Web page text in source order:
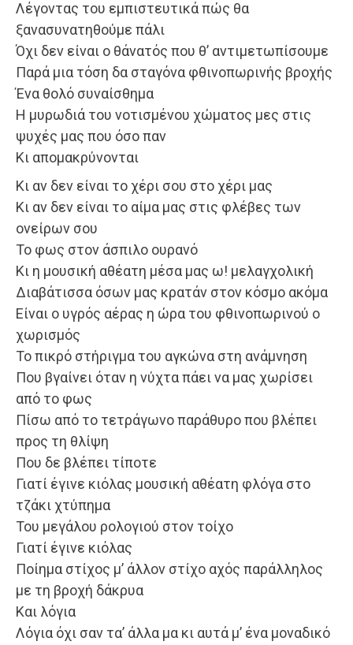
Λέγοντας του εμπιστευτικά πώς θα
ξανασυνατηθούμε πάλι
Όχι δεν είναι ο θάνατός που θ’ αντιμετωπίσουμε
Παρά μια τόση δα σταγόνα φθινοπωρινής βροχής
Ένα θολό συναίσθημα
Η μυρωδιά του νοτισμένου χώματος μες στις
ψυχές μας που όσο παν
Κι απομακρύνονται
Κι αν δεν είναι το χέρι σου στο χέρι μας
Κι αν δεν είναι το αίμα μας στις φλέβες των
ονείρων σου
Το φως στον άσπιλο ουρανό
Κι η μουσική αθέατη μέσα μας ω! μελαγχολική
Διαβάτισσα όσων μας κρατάν στον κόσμο ακόμα
Είναι ο υγρός αέρας η ώρα του φθινοπωρινού ο
χωρισμός
Το πικρό στήριγμα του αγκώνα στη ανάμνηση
Που βγαίνει όταν η νύχτα πάει να μας χωρίσει
από το φως
Πίσω από το τετράγωνο παράθυρο που βλέπει
προς τη θλίψη
Που δε βλέπει τίποτε
Γιατί έγινε κιόλας μουσική αθέατη φλόγα στο
τζάκι χτύπημα
Του μεγάλου ρολογιού στον τοίχο
Γιατί έγινε κιόλας
Ποίημα στίχος μ’ άλλον στίχο αχός παράλληλος
με τη βροχή δάκρυα
Και λόγια
Λόγια όχι σαν τα’ άλλα μα κι αυτά μ’ ένα μοναδικό